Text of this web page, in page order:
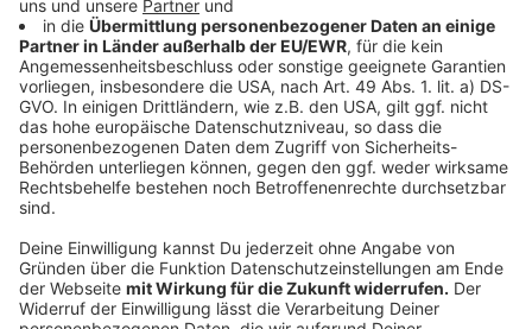
nach gutem Saisonstart am Ende doch auf den Boden
der Tatsachen gebracht wurden.
Anzeige
Friedhelm Funkels Team spielt aber – objektiv
betrachtet – eine Saison im Rahmen ihrer
Person: Rouwen Hennings. Wäre der 32-Jährige
Stürmer nicht, würde Düsseldorf wohl am
Tabellenende stehen. Hennings erzielte 11 der 18